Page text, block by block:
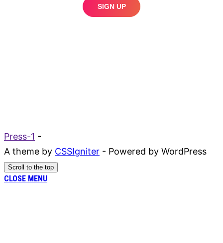
Press-1 -
A theme by CSSIgniter - Powered by WordPress
Scroll to the top
CLOSE MENU